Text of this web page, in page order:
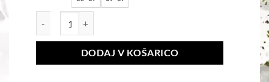
bila:
89,99 €.
45,00 €.
DODAJ V KOŠARICO